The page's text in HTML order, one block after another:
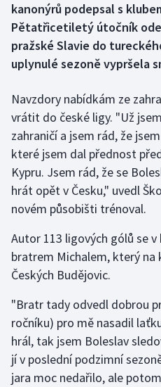
Curling
Dostihy
Florbal
Futsal
Golf
Gymnastika
Jezdectví
Krasobruslení
Lezení
kanonýrů podepsal s
Pětatřicetiletý útočník
pražské Slavie do
uplynulé sezoně vypršela
Navzdory nabídkám ze
vrátit do české ligy. "Už
zahraničí a jsem rád, že
které jsem dal přednost
Kypru. Jsem rád, že se
hrát opět v Česku," uvedl
novém působišti trénoval.
Autor 113 ligových gólů se
bratrem Michalem, který na
Českých Budějovic.
"Bratr tady odvedl dobrou
ročníku) pro mě nasadil
hrál, tak jsem Boleslav
jí v poslední podzimní
jara moc nedařilo, ale